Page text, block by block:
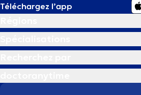
Téléchargez l’app